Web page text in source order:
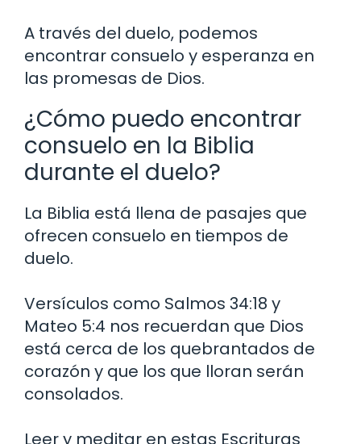
A través del duelo, podemos
encontrar consuelo y esperanza en
las promesas de Dios.
¿Cómo puedo encontrar
consuelo en la Biblia
durante el duelo?
La Biblia está llena de pasajes que
ofrecen consuelo en tiempos de
duelo.
Versículos como Salmos 34:18 y
Mateo 5:4 nos recuerdan que Dios
está cerca de los quebrantados de
corazón y que los que lloran serán
consolados.
Leer y meditar en estas Escrituras